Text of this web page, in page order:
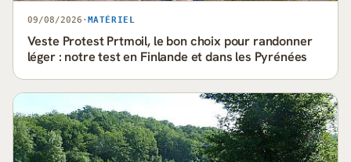
09/08/2026 · MATÉRIEL
Veste Protest Prtmoil, le bon choix pour randonner
léger : notre test en Finlande et dans les Pyrénées